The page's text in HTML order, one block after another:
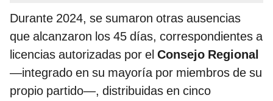
Durante 2024, se sumaron otras ausencias
que alcanzaron los 45 días, correspondientes a
licencias autorizadas por el Consejo Regional
—integrado en su mayoría por miembros de su
propio partido—, distribuidas en cinco